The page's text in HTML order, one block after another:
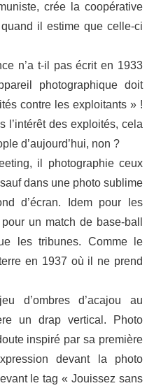
crée la coopérative
il estime que celle-ci
n’a t-il pas écrit en 1933
photographique doit
contre les exploitants » !
l’intérêt des exploités, cela
d’aujourd’hui, non ?
il photographie ceux
dans une photo sublime
d’écran. Idem pour les
un match de base-ball
les tribunes. Comme le
en 1937 où il ne prend
d’ombres d’acajou au
un drap vertical. Photo
inspiré par sa première
devant la photo
le tag « Jouissez sans